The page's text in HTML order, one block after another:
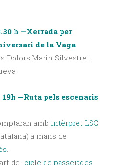
h —Xerrada per
de la Vaga
Dolors Marin Silvestre i
19h —Ruta pels escenaris
amb intèrpret LSC
a mans de
.
del cicle de passejades